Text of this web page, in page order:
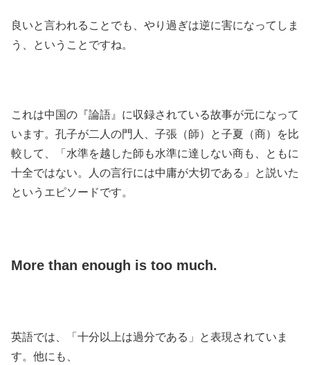
良いと言われることでも、やり過ぎは逆に害になってしま
う、ということですね。
これは中国の『論語』に収録されている故事が元になって
います。孔子が二人の門人、子張（師）と子夏（商）を比
較して、「水準を越した師も水準に達しない商も、ともに
十全ではない。人の言行には中庸が大切である」と説いた
というエピソードです。
More than enough is too much.
英語では、「十分以上は過分である」と表現されていま
す。他にも、